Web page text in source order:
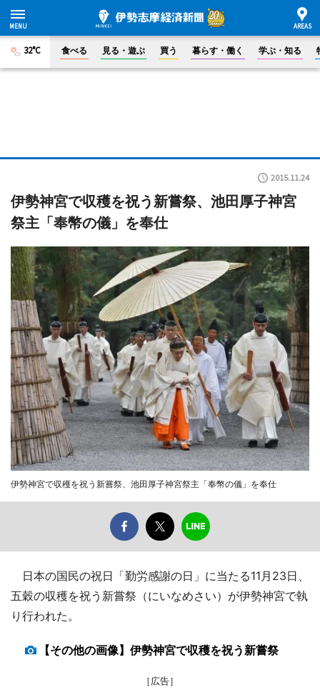
32°C 食べる 見る・遊ぶ 買う 暮らす・働く 学ぶ・知る
2015.11.24
伊勢神宮で収穫を祝う新嘗祭、池田厚子神宮
祭主「奉幣の儀」を奉仕
伊勢神宮で収穫を祝う新嘗祭、池田厚子神宮祭主「奉幣の儀」を奉仕
日本の国民の祝日「勤労感謝の日」に当たる11月23日、
五穀の収穫を祝う新嘗祭（にいなめさい）が伊勢神宮で執
り行われた。
【その他の画像】伊勢神宮で収穫を祝う新嘗祭
［広告］